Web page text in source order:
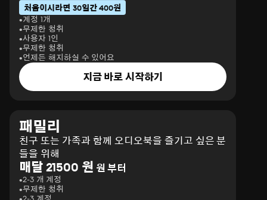
처음이시라면 30일간 400원
계정 1개
무제한 청취
사용자 1인
무제한 청취
언제든 해지하실 수 있어요
지금 바로 시작하기
패밀리
친구 또는 가족과 함께 오디오북을 즐기고 싶은 분
들을 위해
매달 21500 원 원 부터
2-3 개 계정
무제한 청취